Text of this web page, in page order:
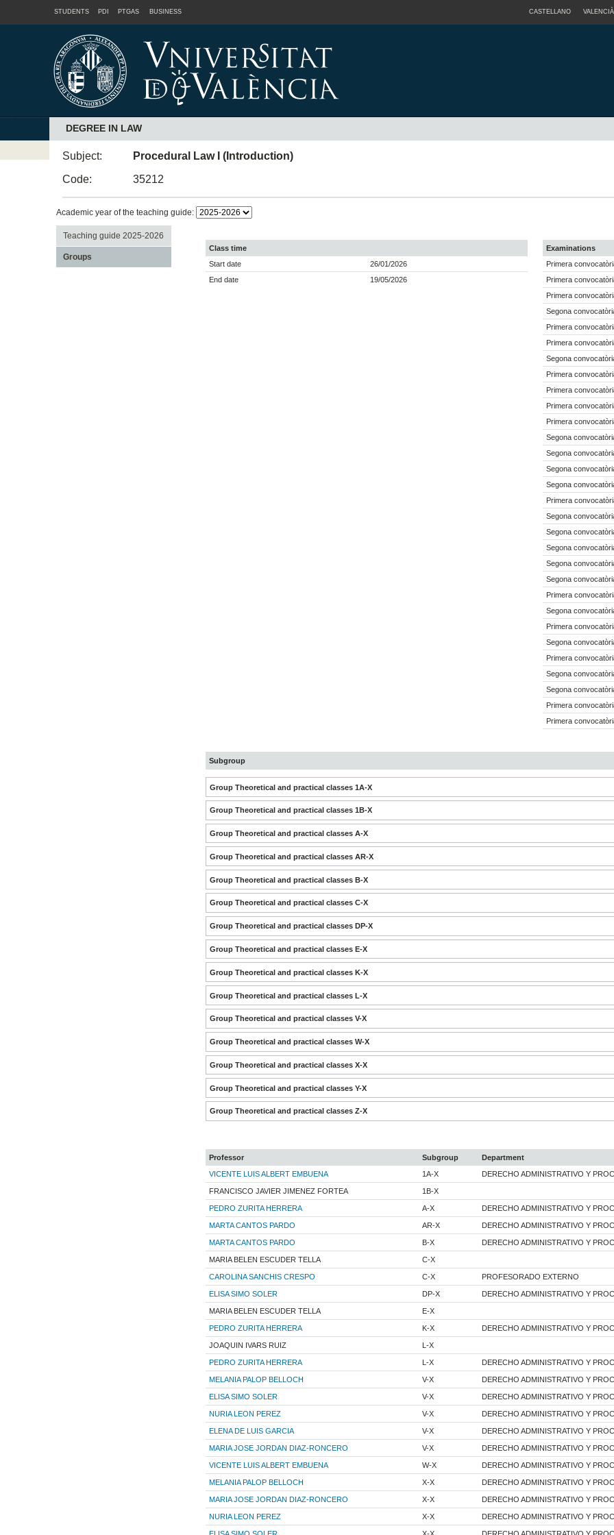
STUDENTS PDI PTGAS BUSINESS CASTELLANO VALENCIÀ
DEGREE IN LAW
Subject:
Procedural Law I (Introduction)
Code:
35212
Academic year of the teaching guide:
Teaching guide 2025-2026
Groups
Class time
Start date
26/01/2026
End date
19/05/2026
Examinations
Primera
Primera
Primera
Segona
Primera
Primera
Segona
Primera
Primera
Primera
Primera
Segona
Segona
Segona
Segona
Primera
Segona
Segona
Segona
Segona
Segona
Primera
Segona
Primera
Segona
Primera
Segona
Segona
Primera
Primera
Subgroup
Group Theoretical and practical classes 1A-X
Group Theoretical and practical classes 1B-X
Group Theoretical and practical classes A-X
Group Theoretical and practical classes AR-X
Group Theoretical and practical classes B-X
Group Theoretical and practical classes C-X
Group Theoretical and practical classes DP-X
Group Theoretical and practical classes E-X
Group Theoretical and practical classes K-X
Group Theoretical and practical classes L-X
Group Theoretical and practical classes V-X
Group Theoretical and practical classes W-X
Group Theoretical and practical classes X-X
Group Theoretical and practical classes Y-X
Group Theoretical and practical classes Z-X
Professor Subgroup
Department
VICENTE LUIS ALBERT EMBUENA
1A-X DERECHO ADMINISTRATIVO Y
FRANCISCO JAVIER JIMENEZ FORTEA 1B-X
PEDRO ZURITA HERRERA A-X DERECHO ADMINISTRATIVO Y
MARTA CANTOS PARDO AR-X DERECHO ADMINISTRATIVO Y
MARTA CANTOS PARDO B-X DERECHO ADMINISTRATIVO Y
MARIA BELEN ESCUDER TELLA C-X
CAROLINA SANCHIS CRESPO C-X PROFESORADO EXTERNO
ELISA SIMO SOLER DP-X DERECHO ADMINISTRATIVO Y
MARIA BELEN ESCUDER TELLA E-X
PEDRO ZURITA HERRERA K-X DERECHO ADMINISTRATIVO Y
JOAQUIN IVARS RUIZ L-X
PEDRO ZURITA HERRERA L-X DERECHO ADMINISTRATIVO Y
MELANIA PALOP BELLOCH V-X DERECHO ADMINISTRATIVO Y
ELISA SIMO SOLER V-X DERECHO ADMINISTRATIVO Y
NURIA LEON PEREZ V-X DERECHO ADMINISTRATIVO Y
ELENA DE LUIS GARCIA V-X DERECHO ADMINISTRATIVO Y
MARIA JOSE JORDAN DIAZ-RONCERO V-X DERECHO ADMINISTRATIVO Y
VICENTE LUIS ALBERT EMBUENA W-X DERECHO ADMINISTRATIVO Y
MELANIA PALOP BELLOCH X-X DERECHO ADMINISTRATIVO Y
MARIA JOSE JORDAN DIAZ-RONCERO X-X DERECHO ADMINISTRATIVO Y
NURIA LEON PEREZ X-X DERECHO ADMINISTRATIVO Y